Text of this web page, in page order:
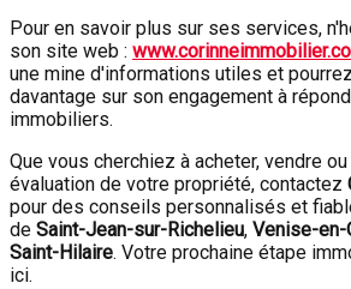
Pour en savoir plus sur ses services,
son site web :
une mine d'informations utiles et
davantage sur son engagement à
immobiliers.
Que vous cherchiez à acheter, vendre
évaluation de votre propriété, contactez
pour des conseils personnalisés et
de Saint-Jean-sur-Richelieu, Venise-en-
Saint-Hilaire. Votre prochaine étape
ici.